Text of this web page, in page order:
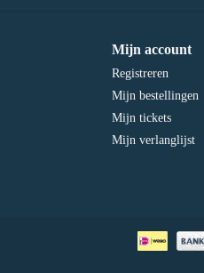
Mijn account
Registreren
Mijn bestellingen
Mijn tickets
Mijn verlanglijst